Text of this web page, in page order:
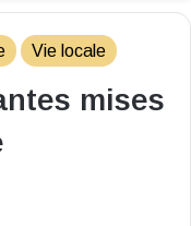
Vie locale
mises